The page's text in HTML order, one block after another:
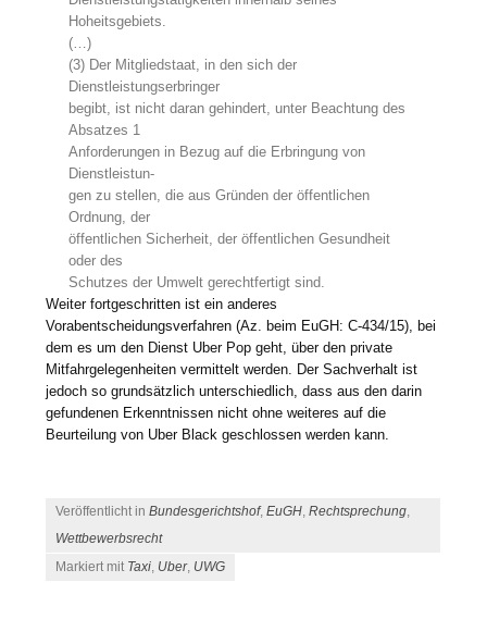
Hoheitsgebiets.
(…)
(3) Der Mitgliedstaat, in den sich der
Dienstleistungserbringer
begibt, ist nicht daran gehindert, unter Beachtung des
Absatzes 1
Anforderungen in Bezug auf die Erbringung von
Dienstleistun-
gen zu stellen, die aus Gründen der öffentlichen
Ordnung, der
öffentlichen Sicherheit, der öffentlichen Gesundheit
oder des
Schutzes der Umwelt gerechtfertigt sind.
Weiter fortgeschritten ist ein anderes
Vorabentscheidungsverfahren (Az. beim EuGH: C-434/15), bei
dem es um den Dienst Uber Pop geht, über den private
Mitfahrgelegenheiten vermittelt werden. Der Sachverhalt ist
jedoch so grundsätzlich unterschiedlich, dass aus den darin
gefundenen Erkenntnissen nicht ohne weiteres auf die
Beurteilung von Uber Black geschlossen werden kann.
Veröffentlicht inBundesgerichtshof,EuGH,Rechtsprechung,
Wettbewerbsrecht
Markiert mit Taxi, Uber, UWG